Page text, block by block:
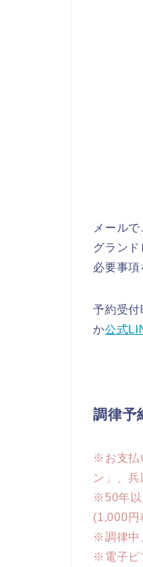
メール
グランド
必要事項
予約受付
か公式
調律予
※お支払
ン」、
※50年以
(1,000円
※調律中
※電子ピ